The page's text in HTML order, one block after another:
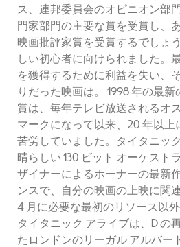
ス、連邦委員会のオピニオン部
門家部門の主要な賞を受賞し、
映画批評家賞を受賞するでしょ
しい初心者に向けられました。
を獲得するために利益を失い、
りだった映画は。 1998 年の最
賞は、毎年テレビ放送されるオ
マークになって以来、20 年以上
苦労していました。タイタニッ
晴らしい 130 ビット オーケスト
ザイナーによるホーナーの最新
ンスで、自分の映画の上映に関
4 月に必要な最初のリソース以
タイタニック アライブは、D の
たロンドンのリーガル アルバー